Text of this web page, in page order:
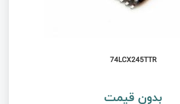
74LCX245TTR
بدون قیمت